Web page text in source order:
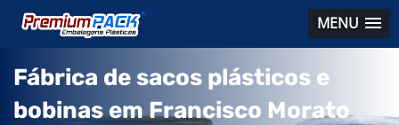
MENU
Fábrica de sacos plásticos e
bobinas em Francisco Morato